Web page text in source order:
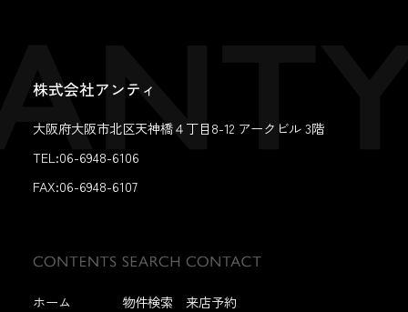
株式会社アンティ
大阪府大阪市北区天神橋４丁目8-12 アークビル 3階
TEL:06-6948-6106
FAX:06-6948-6107
ホーム
物件検索
来店予約